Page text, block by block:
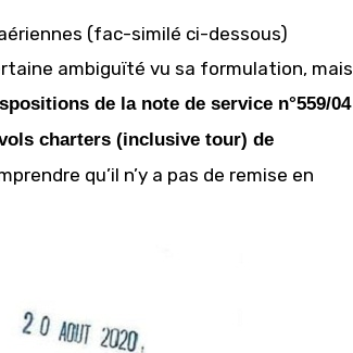
(fac-similé ci-dessous)
ambiguïté vu sa formulation, mais
de la note de service n°559/04
charters (inclusive tour) de
qu’il n’y a pas de remise en